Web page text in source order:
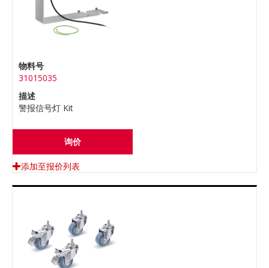
物料号
31015035
描述
警报信号灯 Kit
询价
添加至报价列表